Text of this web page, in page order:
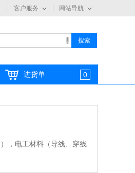
网站导航
客户服务
进货单 0
，电工材料（导线、穿线